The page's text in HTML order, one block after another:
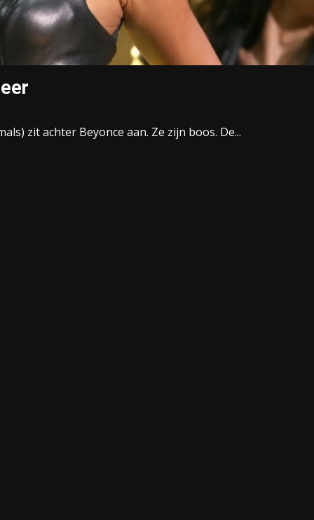
zit achter Beyonce aan. Ze zijn boos. De...